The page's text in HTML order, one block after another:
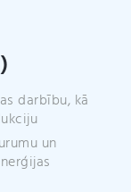
darbību, kā
un